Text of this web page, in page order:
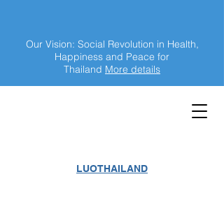
LUOTHAILAND
Our Vision: Social Revolution in Health,
Happiness and Peace for
Thailand More details